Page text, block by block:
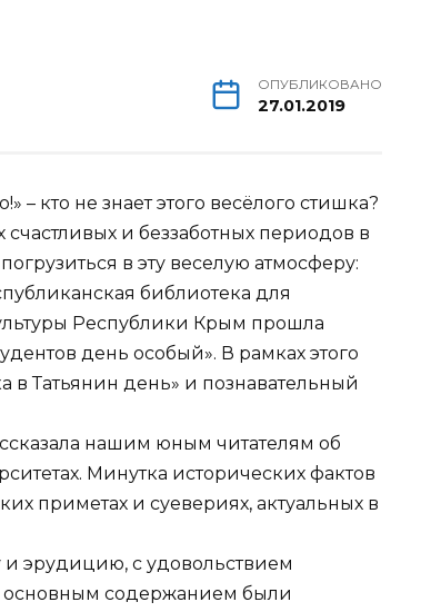
ОПУБЛИКОВАНО
27.01.2019
– кто не знает этого весёлого стишка?
и беззаботных периодов в
в эту веселую атмосферу:
библиотека для
Республики Крым прошла
день особый». В рамках этого
в Татьянин день» и познавательный
нашим юным читателям об
Минутка исторических фактов
приметах и суевериях, актуальных в
эрудицию, с удовольствием
основным содержанием были